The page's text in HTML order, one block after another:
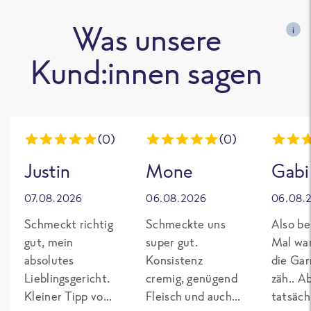
Was unsere
Kund:innen sagen
i
(0)
Justin
07.08.2026
Schmeckt richtig
gut, mein
absolutes
Lieblingsgericht.
Kleiner Tipp von
(0)
Mone
06.08.2026
Schmeckte uns
super gut.
Konsistenz
cremig, genügend
Fleisch und auch
Gabi
Also
Mal
die
zäh..